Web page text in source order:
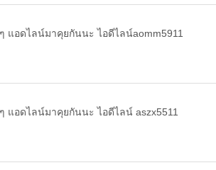
แอดไลน์มาคุยกันนะ ไอดีไลน์aomm5911
แอดไลน์มาคุยกันนะ ไอดีไลน์ aszx5511